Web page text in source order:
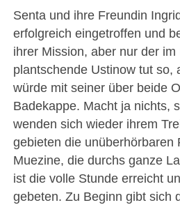
Senta und ihre Freundin
erfolgreich eingetroffen und
ihrer Mission, aber nur der
plantschende Ustinow tut so,
würde mit seiner über beide
Badekappe. Macht ja nichts,
wenden sich wieder ihrem
gebieten die unüberhörbaren
Muezine, die durchs ganze
ist die volle Stunde erreicht
gebeten. Zu Beginn gibt sich